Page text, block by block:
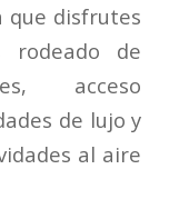
que disfrutes
de
acceso
de lujo y
al aire